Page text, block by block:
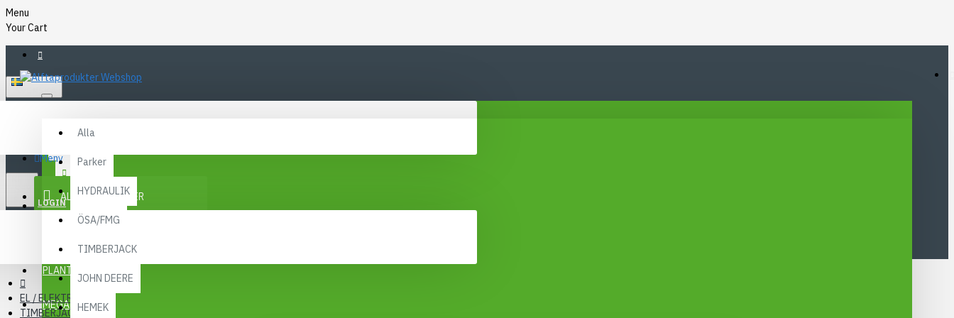
Menu
Your Cart
SEK
Alla
Parker
HYDRAULIK
ÖSA/FMG
TIMBERJACK
JOHN DEERE
HEMEK
KONTAKT
Meny
ALLA KATEGORIER
PLANTMA X
MEGA MENY
LOGIN
REGISTER
EL / ELEKTRONIK
TIMBERJACK